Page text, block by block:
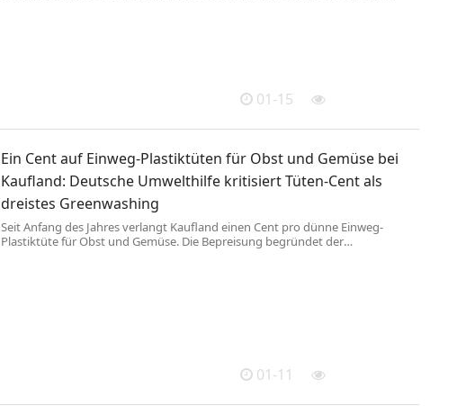
01-15
Ein Cent auf Einweg-Plastiktüten für Obst und Gemüse bei
Kaufland: Deutsche Umwelthilfe kritisiert Tüten-Cent als
dreistes Greenwashing
Seit Anfang des Jahres verlangt Kaufland einen Cent pro dünne Einweg-
Plastiktüte für Obst und Gemüse. Die Bepreisung begründet der
01-11